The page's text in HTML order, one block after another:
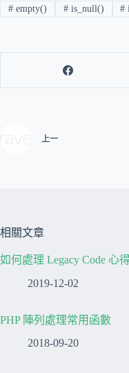
#empty() #is_null() #
上一
相關文章
如何處理 Legacy Code 心
2019-12-02
PHP 陣列處理常用函數
2018-09-20